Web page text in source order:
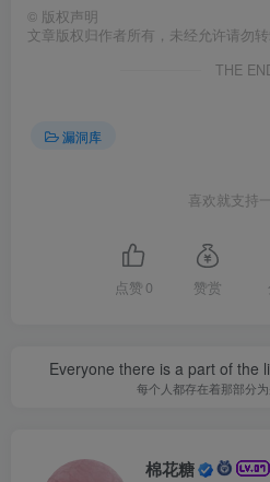
© 版权声明
文章版权归作者所有，未经允许请勿转
THE
漏洞库
喜欢就支持
点赞 0 赞赏
Everyone there is a part of the
每个人都存在着那部分
棉花糖